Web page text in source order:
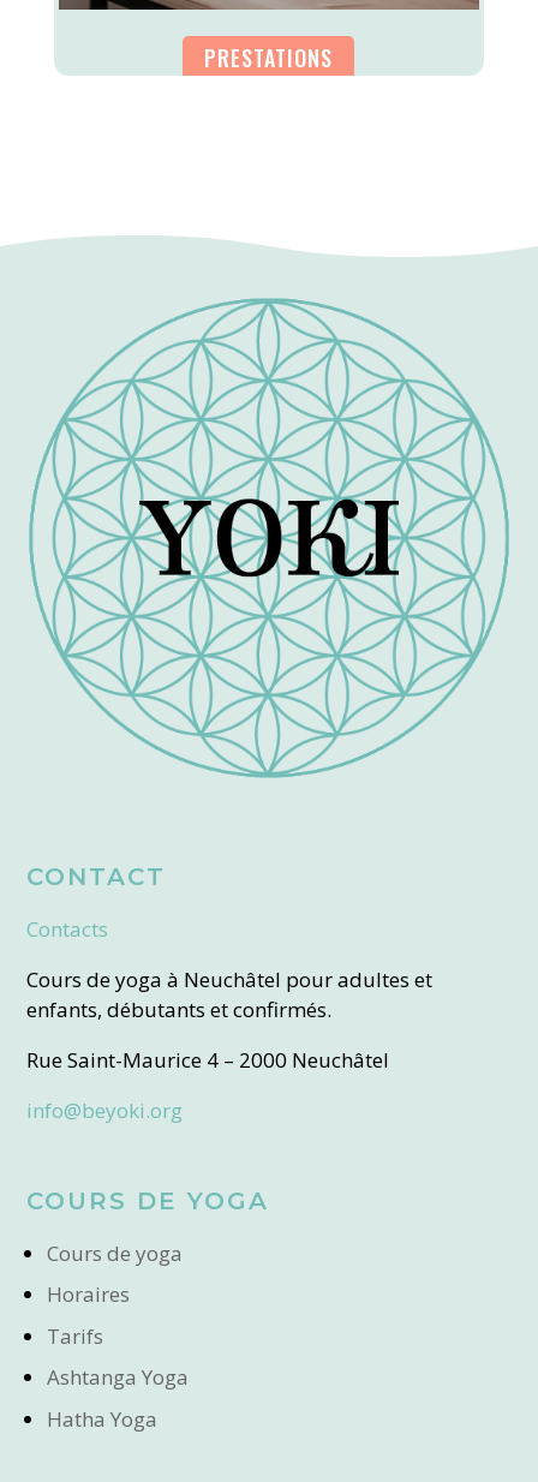
PRESTATIONS
CONTACT
Contacts
Cours de yoga à Neuchâtel pour adultes et
enfants, débutants et confirmés.
Rue Saint-Maurice 4 – 2000 Neuchâtel
info@beyoki.org
COURS DE YOGA
Cours de yoga
Horaires
Tarifs
Ashtanga Yoga
Hatha Yoga